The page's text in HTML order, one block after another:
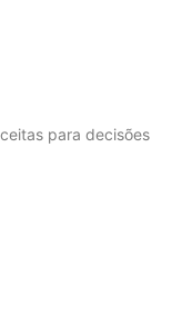
para decisões